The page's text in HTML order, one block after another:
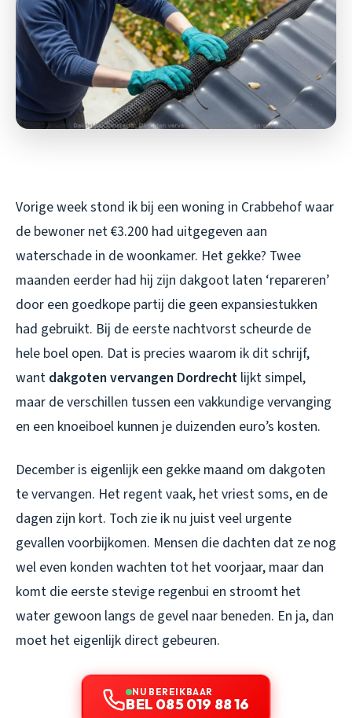
Vorige week stond ik bij een woning in Crabbehof waar
de bewoner net €3.200 had uitgegeven aan
waterschade in de woonkamer. Het gekke? Twee
maanden eerder had hij zijn dakgoot laten ‘repareren’
door een goedkope partij die geen expansiestukken
had gebruikt. Bij de eerste nachtvorst scheurde de
hele boel open. Dat is precies waarom ik dit schrijf,
want dakgoten vervangen Dordrecht lijkt simpel,
maar de verschillen tussen een vakkundige vervanging
en een knoeiboel kunnen je duizenden euro’s kosten.
December is eigenlijk een gekke maand om dakgoten
te vervangen. Het regent vaak, het vriest soms, en de
dagen zijn kort. Toch zie ik nu juist veel urgente
gevallen voorbijkomen. Mensen die dachten dat ze nog
wel even konden wachten tot het voorjaar, maar dan
komt die eerste stevige regenbui en stroomt het
water gewoon langs de gevel naar beneden. En ja, dan
moet het eigenlijk direct gebeuren.
NU BEREIKBAAR
BEL 085 019 88 16